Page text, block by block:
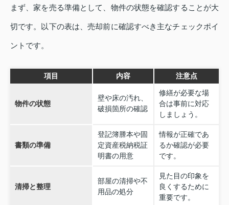
まず、家を売る準備として、物件の状態を確認することが大
切です。以下の表は、売却前に確認すべき主なチェックポイ
ントです。
項目 内容 注意点
物件の状態
壁や床の汚れ、
破損箇所の確認
修繕が必要な場
合は事前に対応
しましょう。
書類の準備
登記簿謄本や固
定資産税納税証
明書の用意
情報が正確であ
るか確認が必要
です。
清掃と整理
部屋の清掃や不
用品の処分
見た目の印象を
良くするために
重要です。